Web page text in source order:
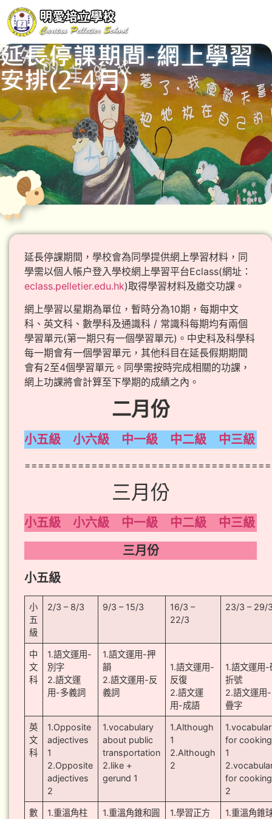
延長停課期間-網上學習
安排(2-4月)
延長停課期間，學校會為同學提供網上學習材料，同
學需以個人帳户登入學校網上學習平台Eclass(網址：
eclass.pelletier.edu.hk)取得學習材料及繳交功課。
網上學習以星期為單位，暫時分為10期，每期中文
科、英文科、數學科及通識科 / 常識科每期均有兩個
學習單元(第一期只有一個學習單元)。中史科及科學科
每一期會有一個學習單元，其他科目在延長假期期間
會有2至4個學習單元。同學需按時完成相關的功課，
網上功課將會計算至下學期的成績之內。
二月份
小五級 小六級 中一級 中二級 中三級
三月份
小五級 小六級 中一級 中二級
中三級
三月份
小五級
小
五
級
2/3 – 8/3 9/3 – 15/3
16/3 –
22/3
23/3 – 29/
中
文
科
1.語文運用-
別字
2.語文運
用-多義詞
1.語文運用-押
韻
2.語文運用-反
義詞
1.語文運用-
反復
2.語文運
用-成語
1.語文運用-
折號
2.語文運用-
疊字
英
文
科
1.Opposite
adjectives
1
2.Opposite
adjectives
2
1.vocabulary
about public
transportation
2.like +
gerund 1
1.Although
1
2.Although
2
for cooking
1
for cooking
2
數
1.重溫角柱
1.重溫角錐和圓
1.學習正方
1.重溫角錐